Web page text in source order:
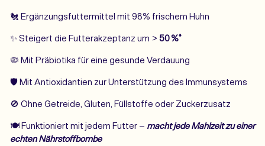
🐔 Ergänzungsfuttermittel mit 98% frischem Huhn
✨ Steigert die Futterakzeptanz um > 50 %*
🦠 Mit Präbiotika für eine gesunde Verdauung
🛡️ Mit Antioxidantien zur Unterstützung des Immunsystems
🚫 Ohne Getreide, Gluten, Füllstoffe oder Zuckerzusatz
🍽️ Funktioniert mit jedem Futter – macht jede Mahlzeit zu einer
echten Nährstoffbombe